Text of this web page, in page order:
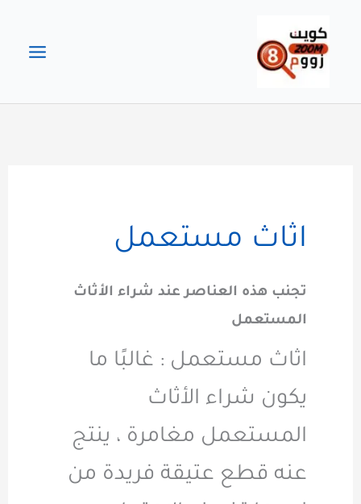
المحتوى
اثاث مستعمل
تجنب هذه العناصر عند شراء الأثاث
المستعمل
اثاث مستعمل : غالبًا ما
يكون شراء الأثاث
المستعمل مغامرة ، ينتج
عنه قطع عتيقة فريدة من